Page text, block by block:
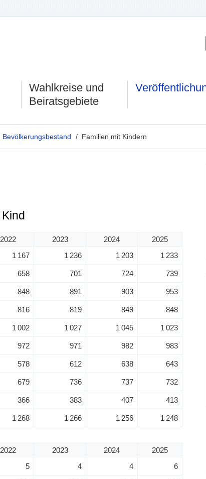
Wahlkreise und
Beiratsgebiete
Bevölkerungsbestand / Familien mit Kindern
2022 2023 2024
2025
1 167 1 236 1 203 1 233
658 701 724 739
848 891 903 953
816 819 849 848
1 002 1 027 1 045 1 023
972 971 982 983
578 612 638 643
679 736 737 732
366 383 407 413
1 268 1 266 1 256 1 248
2022 2023 2024
2025
5 4 4 6